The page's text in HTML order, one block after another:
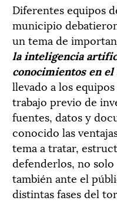
Diferentes equipos
municipio
un tema de
la inteligencia
conocimientos en el
llevado a los
trabajo previo de
fuentes, datos y
conocido las
tema a tratar,
defenderlos, no
también ante el
distintas fases del